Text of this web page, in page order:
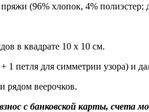
(96% хлопок, 4% полиэстер;
в квадрате 10 х 10 см.
петля для симметрии узора) и
рядом веерочков.
с банковской карты, счета